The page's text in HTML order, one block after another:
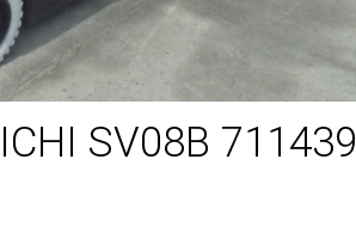
SV08B 711439